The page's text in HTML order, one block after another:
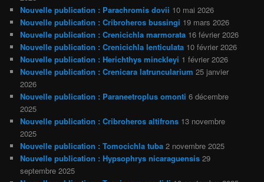
Nouvelle publication : Parachromis dovii 10 mai 2026
Nouvelle publication : Cribroheros bussingi 19 mars 2026
Nouvelle publication : Crenicichla marmorata 16 février 2026
Nouvelle publication : Crenicichla lenticulata 10 février 2026
Nouvelle publication : Herichthys minckleyi 1 février 2026
Nouvelle publication : Crenicara latruncularium 25 janvier
2026
Nouvelle publication : Paraneetroplus omonti 6 décembre
2025
Nouvelle publication : Cribroheros altifrons 13 novembre
2025
Nouvelle publication : Tomocichla tuba 2 novembre 2025
Nouvelle publication : Hypsophrys nicaraguensis 29
septembre 2025